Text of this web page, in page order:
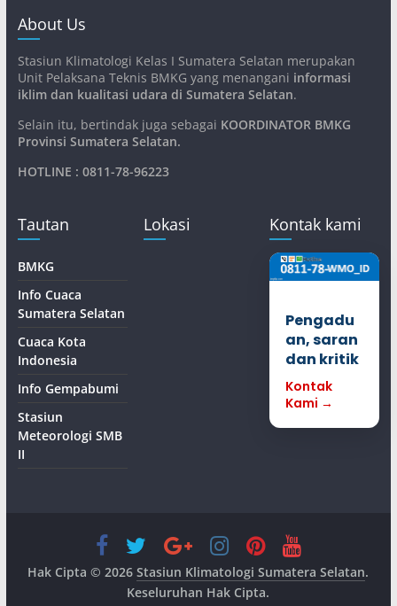
About Us
Stasiun Klimatologi Kelas I Sumatera Selatan merupakan
Unit Pelaksana Teknis BMKG yang menangani informasi
iklim dan kualitasi udara di Sumatera Selatan.
Selain itu, bertindak juga sebagai KOORDINATOR BMKG
Provinsi Sumatera Selatan.
HOTLINE : 0811-78-96223
Tautan
BMKG
Info Cuaca
Sumatera Selatan
Cuaca Kota
Indonesia
Info Gempabumi
Stasiun
Meteorologi SMB
II
Lokasi Kontak kami
Pengadu
an, saran
dan kritik
Kontak
Kami →
Hak Cipta © 2026Stasiun Klimatologi Sumatera Selatan.
Keseluruhan Hak Cipta.